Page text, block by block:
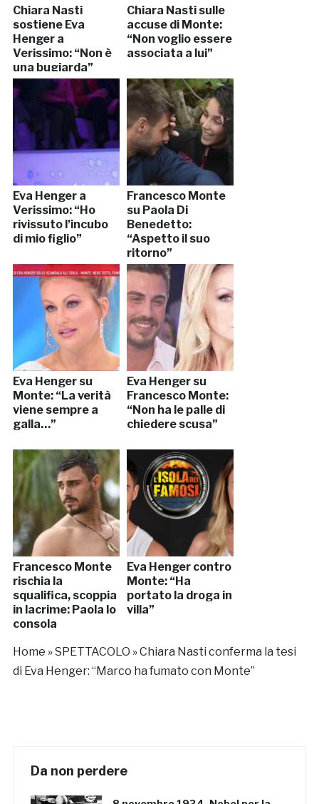
Chiara Nasti
sostiene Eva
Henger a
Verissimo: “Non è
una bugiarda”
Chiara Nasti sulle
accuse di Monte:
“Non voglio essere
associata a lui”
Eva Henger a
Verissimo: “Ho
rivissuto l’incubo
di mio figlio”
Francesco Monte
su Paola Di
Benedetto:
“Aspetto il suo
ritorno”
Eva Henger su
Monte: “La verità
viene sempre a
galla…”
Eva Henger su
Francesco Monte:
“Non ha le palle di
chiedere scusa”
Francesco Monte
rischia la
squalifica, scoppia
in lacrime: Paola lo
consola
Eva Henger contro
Monte: “Ha
portato la droga in
villa”
Home »SPETTACOLO »Chiara Nasti conferma la tesi
di Eva Henger: “Marco ha fumato con Monte”
Da non perdere